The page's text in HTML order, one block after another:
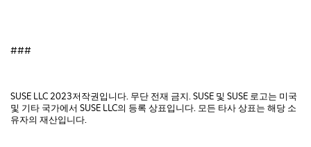
###
SUSE LLC 2023저작권입니다. 무단 전재 금지. SUSE 및 SUSE 로고는 미국
및 기타 국가에서 SUSE LLC의 등록 상표입니다. 모든 타사 상표는 해당 소
유자의 재산입니다.